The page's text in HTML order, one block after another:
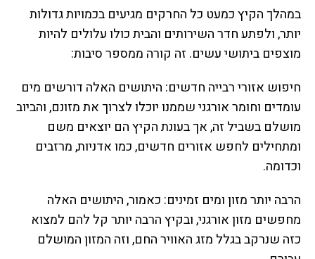
במהלך הקיץ כמעט כל החרקים מגיעים בכמויות גדולות
יותר, ולפתע חדר השירותים והבית כולו עלולים להיות
מוצפים ביתושי עשים. זה קורה ממספר סיבות:
חיפוש אזורי רבייה חדשים: היתושים האלה דורשים מים
עומדים וחומר אורגני שממנו יוכלו לצרוך את מזונם, והביוב
מושלם בשביל זה, אך בעונת הקיץ הם יוצאים משם
ומתחילים לחפש אזורים חדשים, כמו אדניות, מרזבים
וכדומה.
הרבה יותר מזון ומים זמינים: כאמור, היתושים האלה
מחפשים מזון אורגני, ובקיץ הרבה יותר קל להם למצוא
כזה שנרקב בגלל מזג האוויר החם, וזה המזון המושלם